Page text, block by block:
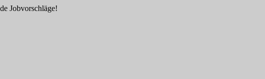
Jobvorschläge!